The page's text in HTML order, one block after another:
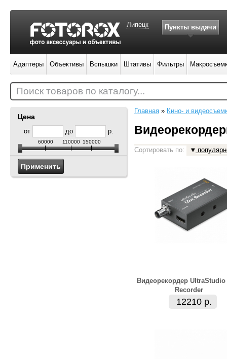
Цена
от до р.
60000 110000 150000
Главная » Кино- и
Сортировать по:
Видеорекордер
Recorder
12210 р.
Липецк Пункты выдачи
Адаптеры Объективы Вспышки Штативы Фильтры
Поиск товаров по каталогу...